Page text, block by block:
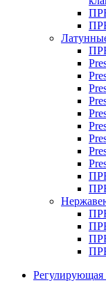
Регулирующая